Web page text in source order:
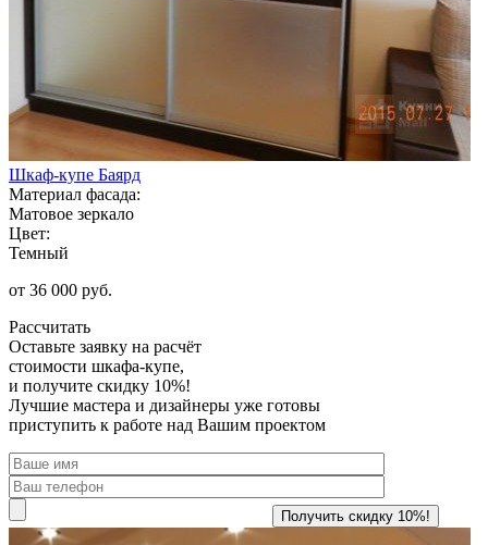
Шкаф-купе Баярд
Материал фасада:
Матовое зеркало
Цвет:
Темный
от 36 000 руб.
Рассчитать
Оставьте заявку на расчёт
стоимости шкафа-купе,
и получите скидку 10%!
Лучшие мастера и дизайнеры уже готовы
приступить к работе над Вашим проектом